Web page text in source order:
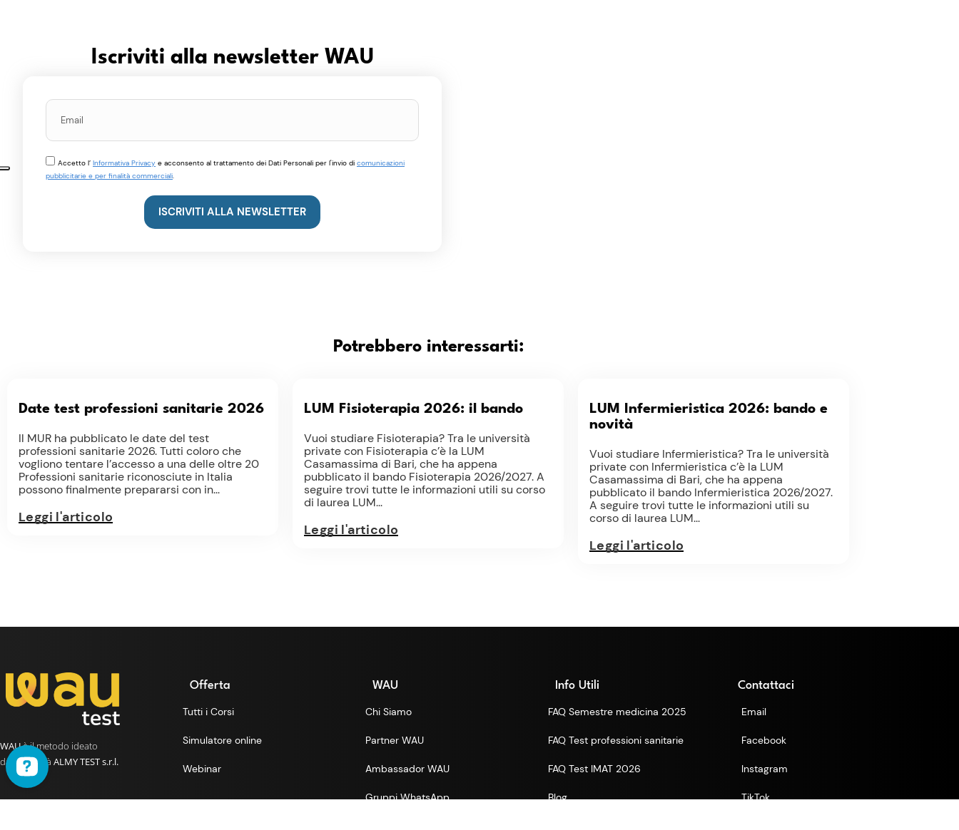
Iscriviti alla newsletter WAU
Accetto l’ Informativa Privacy e acconsento al trattamento dei Dati Personali per l'invio di comunicazioni
pubblicitarie e per finalità commerciali.
ISCRIVITI ALLA NEWSLETTER
Potrebbero interessarti:
Date test professioni sanitarie 2026
Il MUR ha pubblicato le date del test
professioni sanitarie 2026. Tutti coloro che
vogliono tentare l’accesso a una delle oltre 20
Professioni sanitarie riconosciute in Italia
possono finalmente prepararsi con in...
Leggi l'articolo
LUM Fisioterapia 2026: il bando
Vuoi studiare Fisioterapia? Tra le università
private con Fisioterapia c’è la LUM
Casamassima di Bari, che ha appena
pubblicato il bando Fisioterapia 2026/2027. A
seguire trovi tutte le informazioni utili su corso
di laurea LUM...
Leggi l'articolo
LUM Infermieristica 2026: bando e
novità
Vuoi studiare Infermieristica? Tra le università
private con Infermieristica c’è la LUM
Casamassima di Bari, che ha appena
pubblicato il bando Infermieristica 2026/2027.
A seguire trovi tutte le informazioni utili su
corso di laurea LUM...
Leggi l'articolo
WAUè il metodo ideato
dalla società ALMY TEST s.r.l.
Offerta
Tutti i Corsi
Simulatore online
Webinar
WAU
Chi Siamo
Partner WAU
Ambassador WAU
Gruppi WhatsApp
Info Utili
FAQ Semestre medicina 2025
FAQ Test professioni sanitarie
FAQ Test IMAT 2026
Blog
Contattaci
Email
Facebook
Instagram
TikTok